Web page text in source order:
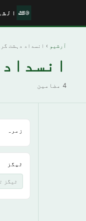
آرشیو › انسداد دہشت
4 مضامین
زمرہ
ٹیگز